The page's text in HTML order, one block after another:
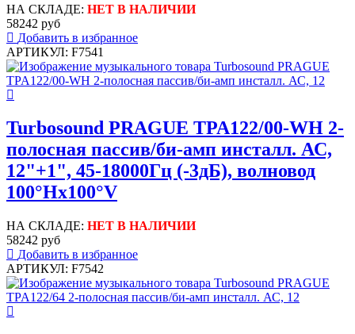
НА СКЛАДЕ: НЕТ В НАЛИЧИИ
58242 руб
Добавить в избранное
АРТИКУЛ: F7541
Turbosound PRAGUE TPA122/00-WH 2-
полосная пассив/би-амп инсталл. АС,
12"+1", 45-18000Гц (-3дБ), волновод
100°Hx100°V
НА СКЛАДЕ: НЕТ В НАЛИЧИИ
58242 руб
Добавить в избранное
АРТИКУЛ: F7542